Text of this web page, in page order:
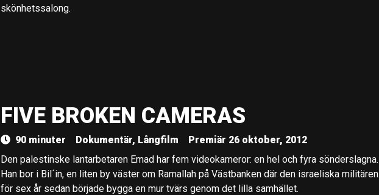
skönhetssalong.
FIVE BROKEN CAMERAS
90 minuter Dokumentär, Långfilm
Premiär 26 oktober, 2012
Den palestinske lantarbetaren Emad har fem videokameror: en hel och fyra sönderslagna.
Han bor i Bil´in, en liten by väster om Ramallah på Västbanken där den israeliska militären
för sex år sedan började bygga en mur tvärs genom det lilla samhället.